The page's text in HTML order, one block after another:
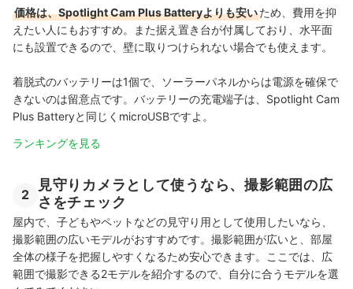
価格は、Spotlight Cam Plus Batteryよりも安いため、費用を抑
えたい人にもおすすめ。また据え置き台が付属しており、水平面
にも設置できるので、壁に取りつけられない場合でも使えます。
着脱式のバッテリーは1個で、ソーラーパネルからは電源を確保で
きないのは留意点です。バッテリーの充電端子は、Spotlight Cam
Plus Batteryと同じくmicroUSBですよ。
ランキングを見る
2
見守りカメラとして使うなら、撮影範囲の広
さをチェック
屋内で、子どもやペットなどの見守り用として使用したいなら、
撮影範囲の広いモデルがおすすめです。撮影範囲が広いと、部屋
全体の様子を把握しやすくなるため安心できます。ここでは、広
範囲で撮影できる2モデルを紹介するので、
自分に合うモデルを選